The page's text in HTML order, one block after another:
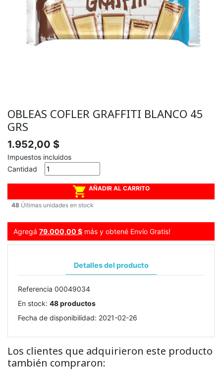
OBLEAS COFLER GRAFFITI BLANCO 45
GRS
1.952,00 $
Impuestos incluidos
Cantidad
 AÑADIR AL CARRITO
48 Últimas unidades en stock
Agregá 79.000,00 $ más y obtené Envío Gratis!
Detalles del producto
Referencia 00049034
En stock: 48 productos
Fecha de disponibilidad: 2021-02-26
Los clientes que adquirieron este producto
también compraron: